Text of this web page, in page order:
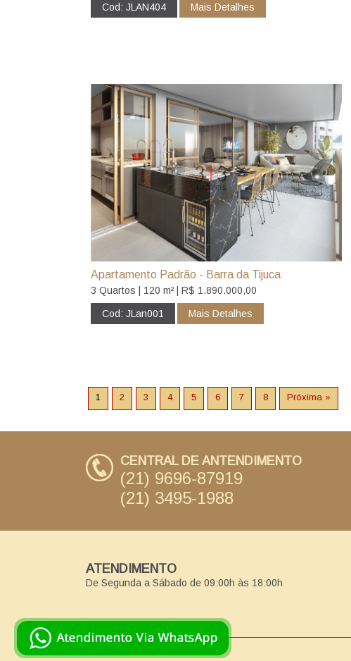
Cod: JLAN404 Mais Detalhes
Apartamento Padrão - Barra da Tijuca
3 Quartos | 120 m² | R$ 1.890.000,00
Cod: JLan001 Mais Detalhes
1 2 3 4 5 6 7 8 Próxima »
CENTRAL DE ANTENDIMENTO
(21) 9696-87919
(21) 3495-1988
ATENDIMENTO
De Segunda a Sábado de 09:00h às 18:00h